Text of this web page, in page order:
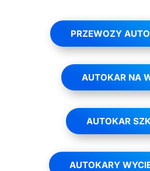
PRZEWOZY
AUTOKAR NA
AUTOKAR
AUTOKARY